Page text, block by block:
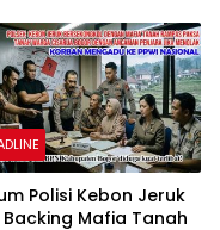
Polisi Kebon Jeruk
Mafia Tanah